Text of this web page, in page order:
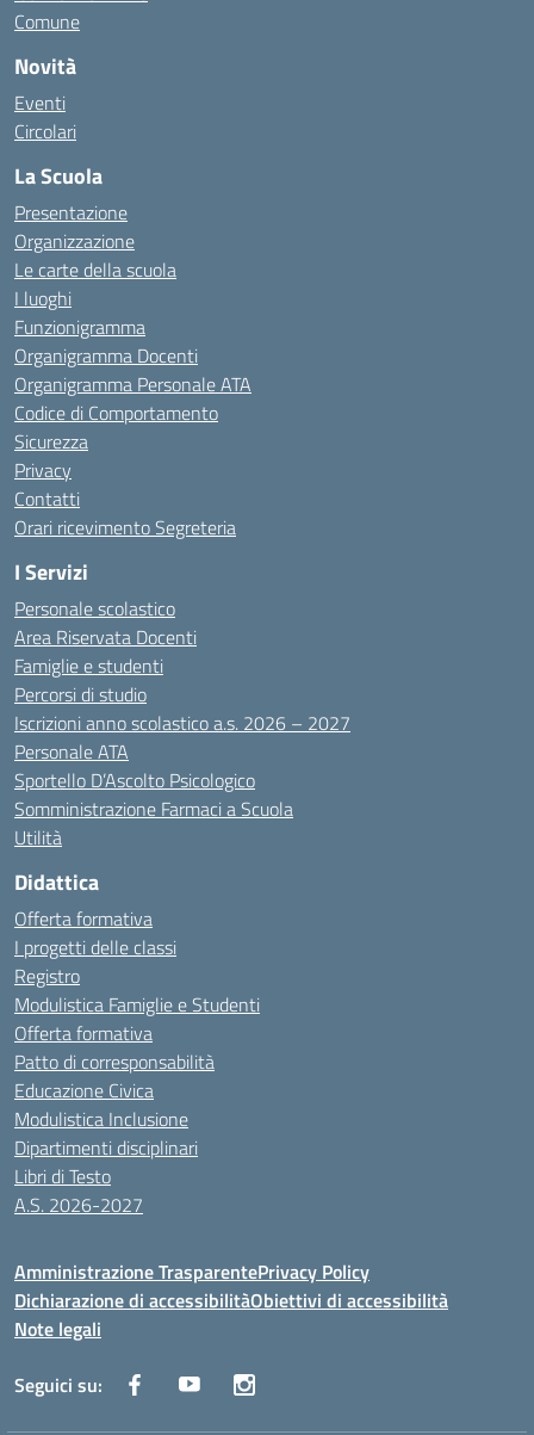
Comune
Novità
Eventi
Circolari
La Scuola
Presentazione
Organizzazione
Le carte della scuola
I luoghi
Funzionigramma
Organigramma Docenti
Organigramma Personale ATA
Codice di Comportamento
Sicurezza
Privacy
Contatti
Orari ricevimento Segreteria
I Servizi
Personale scolastico
Area Riservata Docenti
Famiglie e studenti
Percorsi di studio
Iscrizioni anno scolastico a.s. 2026 – 2027
Personale ATA
Sportello D’Ascolto Psicologico
Somministrazione Farmaci a Scuola
Utilità
Didattica
Offerta formativa
I progetti delle classi
Registro
Modulistica Famiglie e Studenti
Offerta formativa
Patto di corresponsabilità
Educazione Civica
Modulistica Inclusione
Dipartimenti disciplinari
Libri di Testo
A.S. 2026-2027
Amministrazione TrasparentePrivacy Policy
Dichiarazione di accessibilitàObiettivi di accessibilità
Note legali
Seguici su: